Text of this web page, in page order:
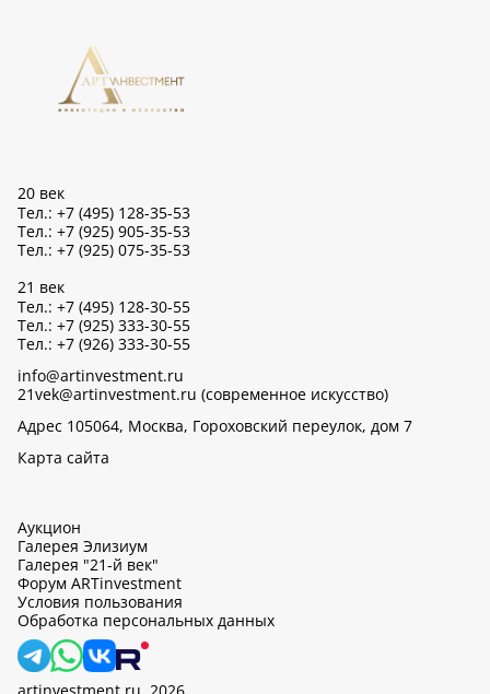
20 век
Тел.: +7 (495) 128-35-53
Тел.: +7 (925) 905-35-53
Тел.: +7 (925) 075-35-53
21 век
Тел.: +7 (495) 128-30-55
Тел.: +7 (925) 333-30-55
Тел.: +7 (926) 333-30-55
info@artinvestment.ru
21vek@artinvestment.ru (современное искусство)
Адрес 105064, Москва, Гороховский переулок, дом 7
Карта сайта
Аукцион
Галерея Элизиум
Галерея "21-й век"
Форум ARTinvestment
Условия пользования
Обработка персональных данных